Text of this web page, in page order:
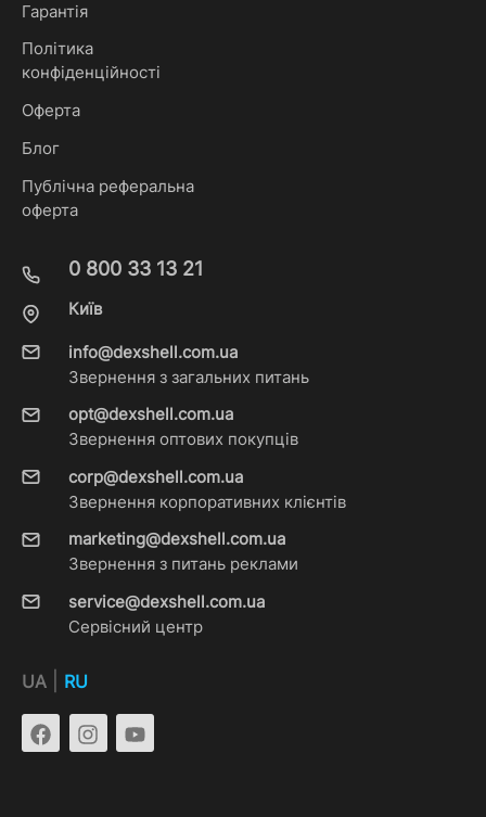
Гарантія
Політика
конфіденційності
Оферта
Блог
Публічна реферальна
оферта
0 800 33 13 21
Київ
info@dexshell.com.ua
Звернення з загальних питань
opt@dexshell.com.ua
Звернення оптових покупців
corp@dexshell.com.ua
Звернення корпоративних клієнтів
marketing@dexshell.com.ua
Звернення з питань реклами
service@dexshell.com.ua
Сервісний центр
UA RU